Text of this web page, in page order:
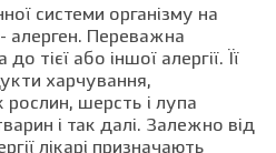
системи організму на
алерген. Переважна
тієї або іншої алергії. Її
харчування,
шерсть і лупа
і так далі. Залежно від
лікарі призначають